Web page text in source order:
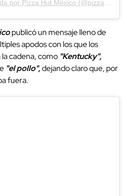
publicó un mensaje lleno de
apodos con los que los
cadena, como "Kentucky",
"el pollo",dejando claro que, por
fuera.